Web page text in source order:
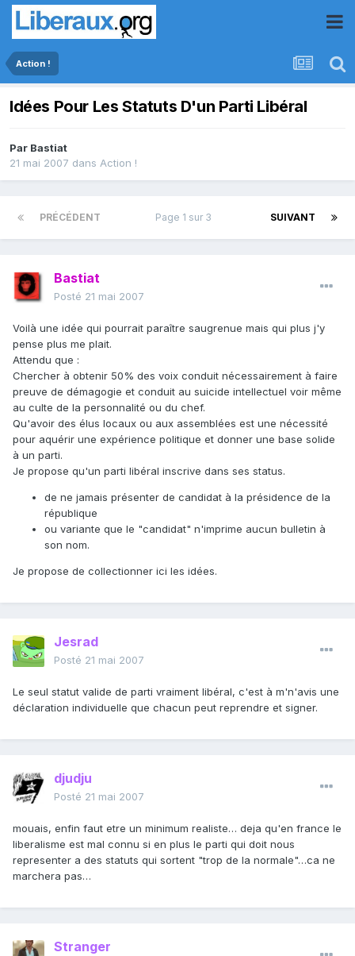
Action !
Idées Pour Les Statuts D'un Parti Libéral
Par Bastiat
21 mai 2007 dans Action !
PRÉCÉDENT SUIVANT
Page 1 sur 3
Bastiat
Posté 21 mai 2007
Voilà une idée qui pourrait paraître saugrenue mais qui plus j'y
pense plus me plait.
Attendu que :
Chercher à obtenir 50% des voix conduit nécessairement à faire
preuve de démagogie et conduit au suicide intellectuel voir même
au culte de la personnalité ou du chef.
Qu'avoir des élus locaux ou aux assemblées est une nécessité
pour aquérir une expérience politique et donner une base solide
à un parti.
Je propose qu'un parti libéral inscrive dans ses status.
de ne jamais présenter de candidat à la présidence de la
république
ou variante que le "candidat" n'imprime aucun bulletin à
son nom.
Je propose de collectionner ici les idées.
Jesrad
Posté 21 mai 2007
Le seul statut valide de parti vraiment libéral, c'est à m'n'avis une
déclaration individuelle que chacun peut reprendre et signer.
djudju
Posté 21 mai 2007
mouais, enfin faut etre un minimum realiste… deja qu'en france le
liberalisme est mal connu si en plus le parti qui doit nous
representer a des statuts qui sortent "trop de la normale"…ca ne
marchera pas…
Stranger